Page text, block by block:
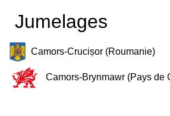
Jumelages
Camors-Crucișor (Roumanie)
Camors-Brynmawr (Pays de